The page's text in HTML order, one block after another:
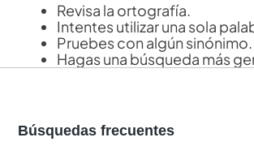
Revisa la ortografía.
Intentes utilizar una sola
Pruebes con algún sinónimo.
Hagas una búsqueda más
Búsquedas frecuentes